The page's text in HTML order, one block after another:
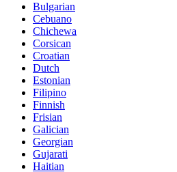
Bulgarian
Cebuano
Chichewa
Corsican
Croatian
Dutch
Estonian
Filipino
Finnish
Frisian
Galician
Georgian
Gujarati
Haitian